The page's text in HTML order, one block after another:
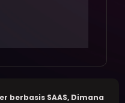
berbasis SAAS, Dimana